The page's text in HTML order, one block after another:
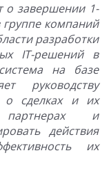
о завершении 1-
группе компаний
разработки
IT-решений в
на базе
руководству
о сделках и их
партнерах и
действия
их